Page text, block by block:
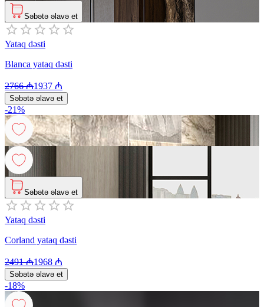
Səbətə əlavə et
Yataq dəsti
Blanca yataq dəsti
2766₼1937 ₼
Səbətə əlavə et
-21%
Səbətə əlavə et
Yataq dəsti
Corland yataq dəsti
2491₼1968 ₼
Səbətə əlavə et
-18%